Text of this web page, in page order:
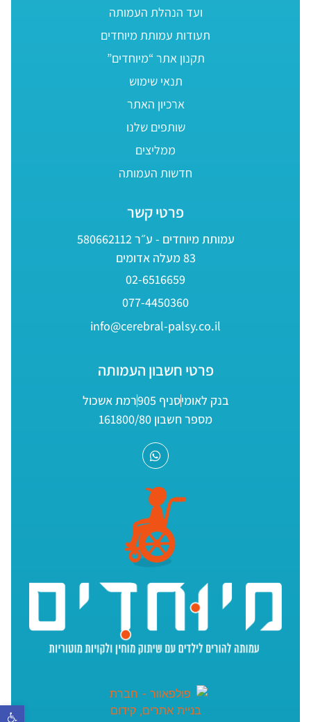
פתח
ועד הנהלת העמותה
תעודות עמותת מיוחדים
תקנון אתר “מיוחדים”
תנאי שימוש
ארכיון האתר
שותפים שלנו
ממליצים
חדשות העמותה
פרטי קשר
עמותת מיוחדים - ע״ר 580662112
83 מעלה אדומים
02-6516659
077-4450360
info@cerebral-palsy.co.il
פרטי חשבון העמותה
בנק לאומיסניף 905
רמת אשכול
מספר חשבון 161800/80